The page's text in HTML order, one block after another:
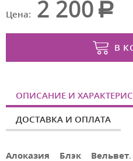
Цена: 2 200
В
ОПИСАНИЕ И
ДОСТАВКА И ОПЛАТА
Алоказия Блэк Вельвет